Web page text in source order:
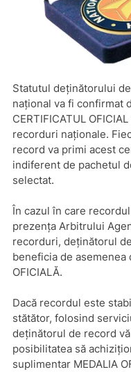
Statutul deținătorului
național va fi confirmat
CERTIFICATUL
recorduri naționale.
record va primi acest
indiferent de pachetul
selectat.
În cazul în care
prezența Arbitrului
recorduri, deținătorul
beneficia de asemenea
OFICIALĂ.
Dacă recordul este
stătător, folosind
deținătorul de record
posibilitatea să
suplimentar MEDALIA